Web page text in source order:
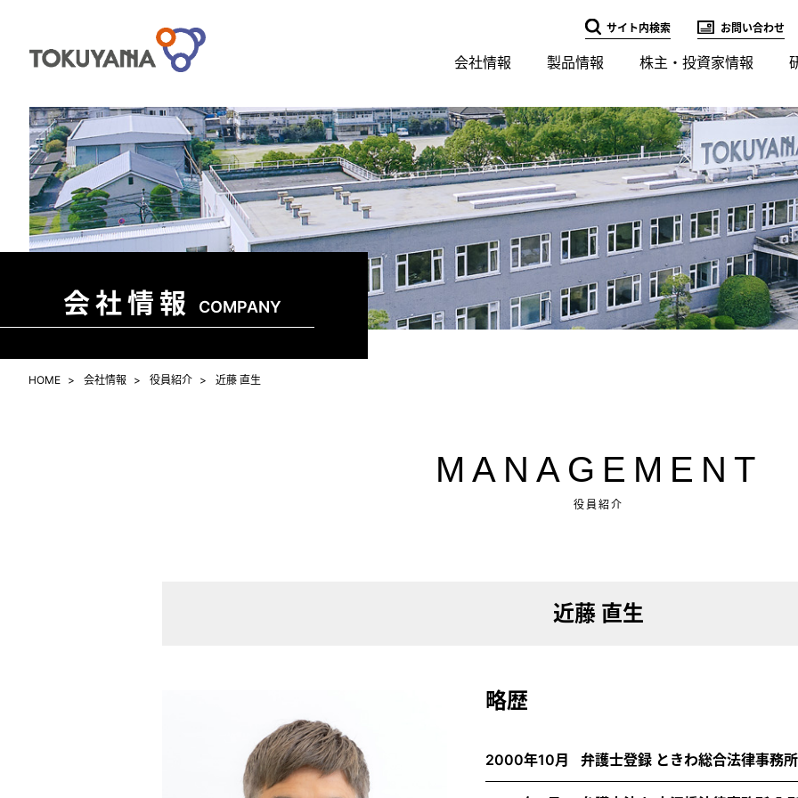
会社情報 製品情報 株主・投資家情報
サイト内検索 お問い合わせ
会社情報 COMPANY
HOME 会社情報 役員紹介 近藤 直生
MANAGEMENT
役員紹介
近藤 直生
略歴
2000年10月 弁護士登録 ときわ総合法律事務